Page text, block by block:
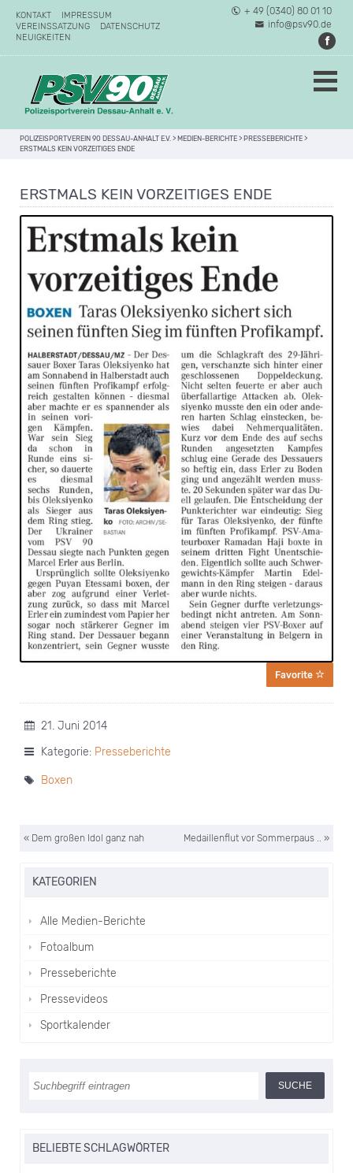
KONTAKT
IMPRESSUM
VEREINSSATZUNG
DATENSCHUTZ
NEUIGKEITEN
+ 49 (0340) 80 01 10
info@psv90.de
POLIZEISPORTVEREIN 90 DESSAU-ANHALT E.V. > MEDIEN-BERICHTE > PRESSEBERICHTE >
ERSTMALS KEIN VORZEITIGES ENDE
ERSTMALS KEIN VORZEITIGES ENDE
Favorite
21. Juni 2014
Kategorie: Presseberichte
Boxen
« Dem großen Idol ganz nah Medaillenflut vor Sommerpaus .. »
KATEGORIEN
Alle Medien-Berichte
Fotoalbum
Presseberichte
Pressevideos
Sportkalender
BELIEBTE SCHLAGWÖRTER